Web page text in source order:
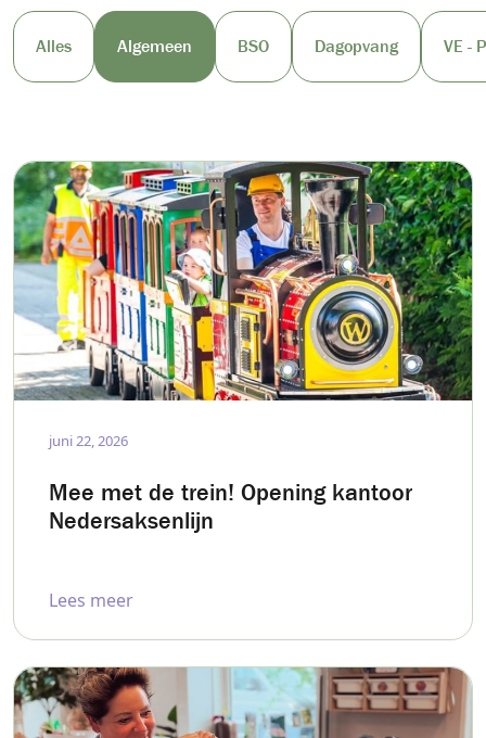
Alles Algemeen BSO Dagopvang VE -
juni 22, 2026
Mee met de trein! Opening kantoor
Nedersaksenlijn
Lees meer